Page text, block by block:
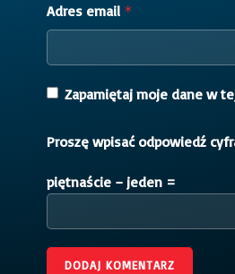
Adres email *
Zapamiętaj moje dane w
Proszę wpisać odpowiedź
piętnaście − jeden =